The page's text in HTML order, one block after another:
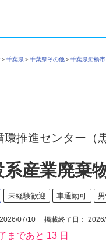
＞千葉県＞千葉県その他＞千葉県船橋
環推進センター（
系産業廃棄
未経験歓迎 車通勤可
2026/07/10 掲載終了日：
まであと 13 日